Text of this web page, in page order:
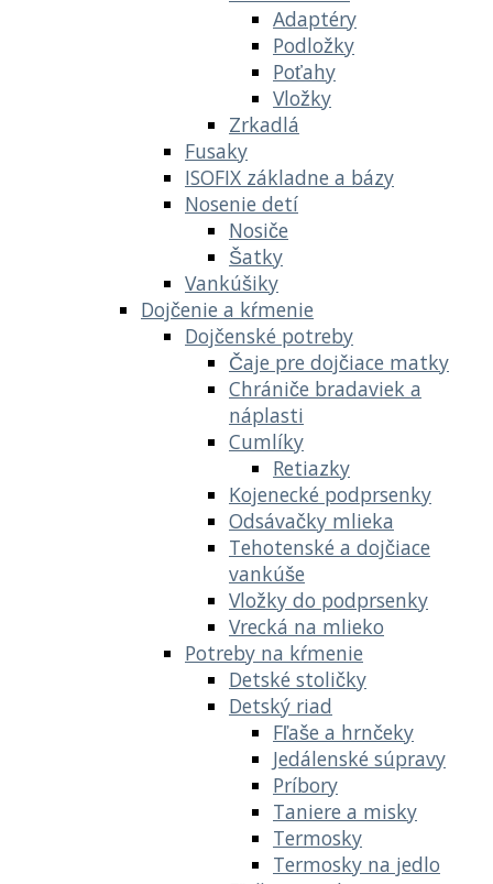
Adaptéry
Podložky
Poťahy
Vložky
Zrkadlá
Fusaky
ISOFIX základne a bázy
Nosenie detí
Nosiče
Šatky
Vankúšiky
Dojčenie a kŕmenie
Dojčenské potreby
Čaje pre dojčiace matky
Chrániče bradaviek a
náplasti
Cumlíky
Retiazky
Kojenecké podprsenky
Odsávačky mlieka
Tehotenské a dojčiace
vankúše
Vložky do podprsenky
Vrecká na mlieko
Potreby na kŕmenie
Detské stoličky
Detský riad
Fľaše a hrnčeky
Jedálenské súpravy
Príbory
Taniere a misky
Termosky
Termosky na jedlo